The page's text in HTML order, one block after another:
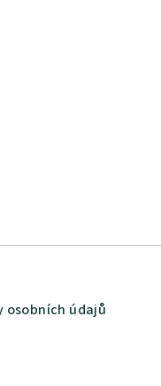
osobních údajů